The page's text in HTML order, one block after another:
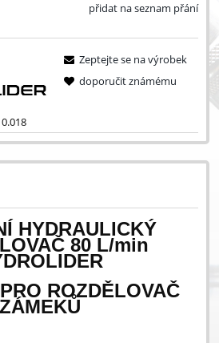
přidat na seznam přání
Zeptejte se na výrobek
doporučit známému
HYDRAULICKÝ
80 L/min
ROZDĚLOVAČ
ZÁMEKŮ